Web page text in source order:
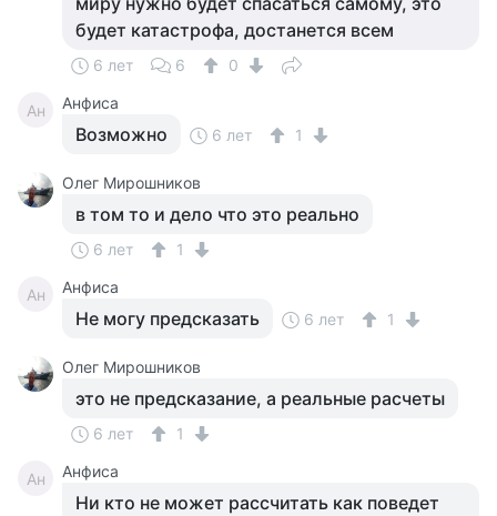
будет катастрофа, достанется всем
6 лет 6 0
Ан Анфиса
Возможно 6 лет 1
Олег Мирошников
в том то и дело что это реально
6 лет 1
Ан Анфиса
Не могу предсказать 6 лет 1
Олег Мирошников
это не предсказание, а реальные расчеты
6 лет 1
Ан Анфиса
Ни кто не может рассчитать как поведет